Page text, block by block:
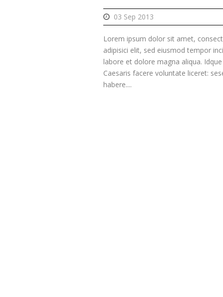
03 Sep 2013
Lorem ipsum dolor sit amet,
adipisici elit, sed eiusmod tempor
labore et dolore magna aliqua. Idque
Caesaris facere voluntate liceret:
habere....